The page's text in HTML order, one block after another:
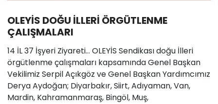
OLEYİS DOĞU İLLERİ ÖRGÜTLENME
ÇALIŞMALARI
14 İL 37 İşyeri Ziyareti… OLEYİS Sendikası doğu İlleri
örgütlenme çalışmaları kapsamında Genel Başkan
Vekilimiz Serpil Açıkgöz ve Genel Başkan Yardımcımız
Derya Aydoğan; Diyarbakır, Siirt, Adıyaman, Van,
Mardin, Kahramanmaraş, Bingöl, Muş,